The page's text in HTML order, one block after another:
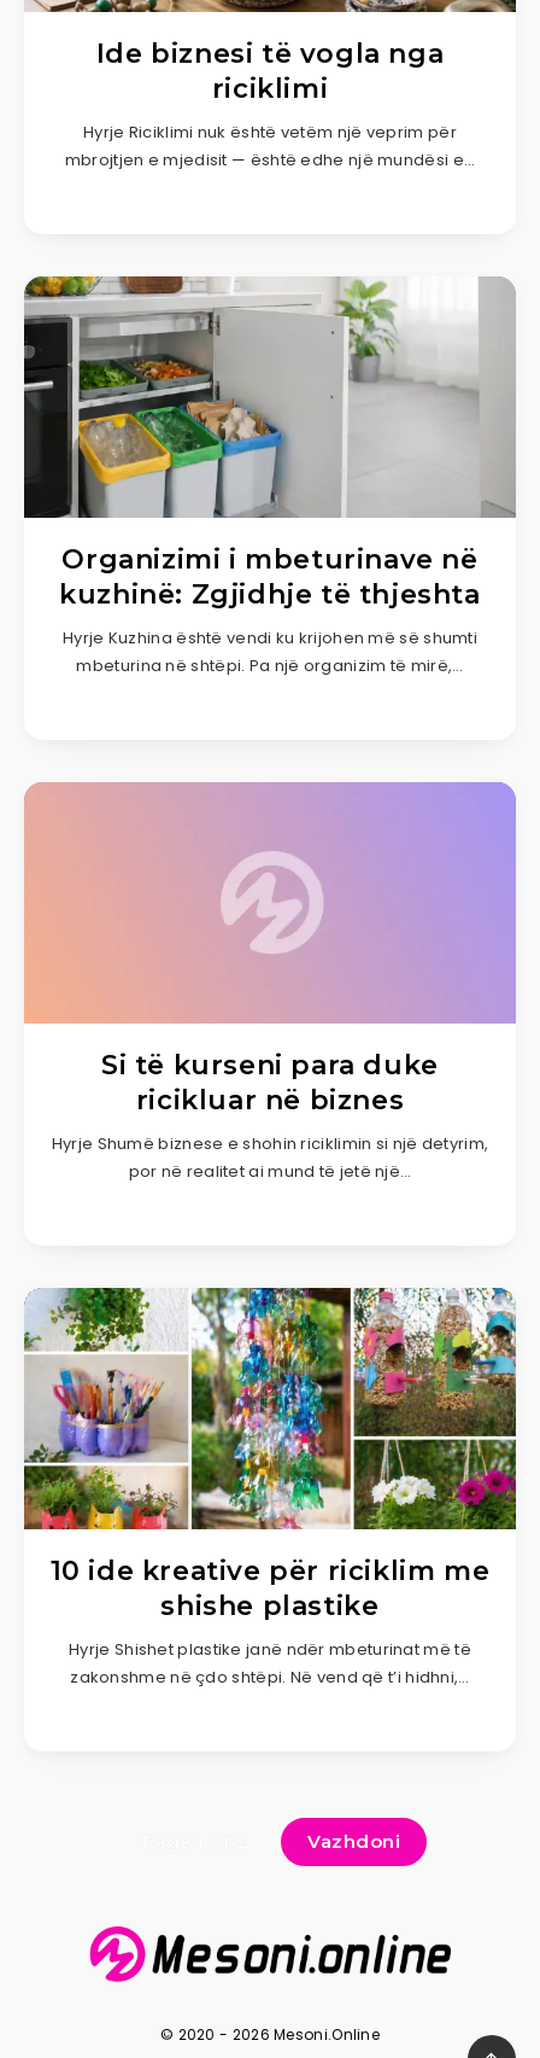
Ide biznesi të vogla nga
riciklimi
Hyrje Riciklimi nuk është vetëm një veprim për
mbrojtjen e mjedisit — është edhe një mundësi e…
Organizimi i mbeturinave në
kuzhinë: Zgjidhje të thjeshta
Hyrje Kuzhina është vendi ku krijohen më së shumti
mbeturina në shtëpi. Pa një organizim të mirë,…
Si të kurseni para duke
ricikluar në biznes
Hyrje Shumë biznese e shohin riciklimin si një detyrim,
por në realitet ai mund të jetë një…
10 ide kreative për riciklim me
shishe plastike
Hyrje Shishet plastike janë ndër mbeturinat më të
zakonshme në çdo shtëpi. Në vend që t’i hidhni,…
Vazhdoni
© 2020 - 2026 Mesoni.Online